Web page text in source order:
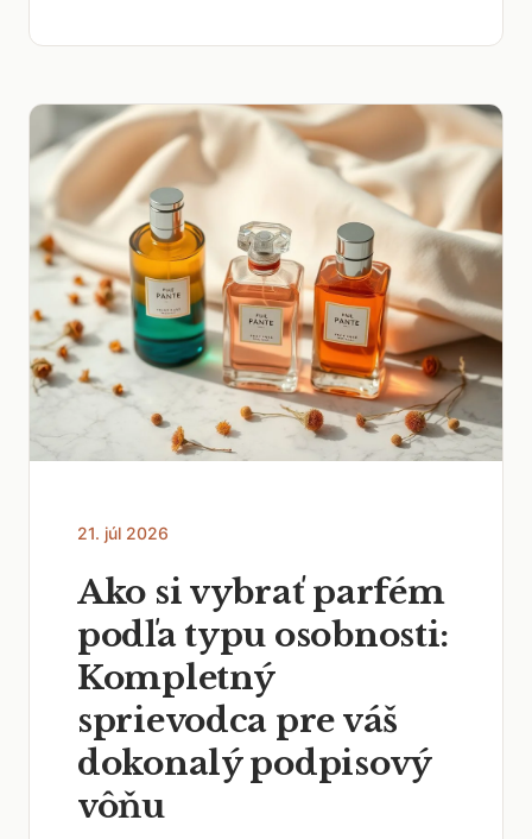
21. júl 2026
Ako si vybrať parfém
podľa typu osobnosti:
Kompletný
sprievodca pre váš
dokonalý podpisový
vôňu